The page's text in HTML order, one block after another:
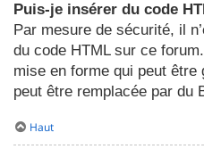
Puis-je insérer du code
Par mesure de sécurité, il
du code HTML sur ce
mise en forme qui peut être
peut être remplacée par du
Haut